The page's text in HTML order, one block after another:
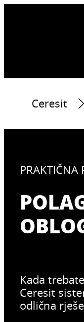
Ceresit
PRAKTIČNA
Kada
Ceresit
odlična